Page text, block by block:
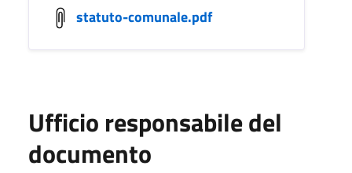
statuto-comunale.pdf
Ufficio responsabile del
documento